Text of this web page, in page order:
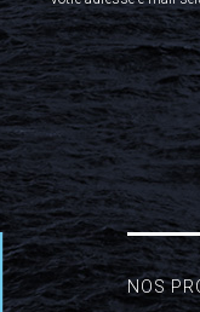
NOS